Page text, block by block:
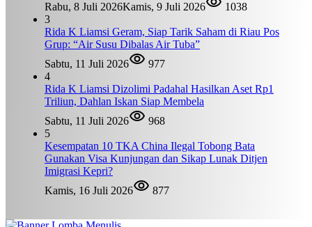
Rabu, 8 Juli 2026Kamis, 9 Juli 2026
1038
3
Rida K Liamsi Geram, Siap Tarik Saham di Riau Pos
Grup: “Air Susu Dibalas Air Tuba”
Sabtu, 11 Juli 2026
977
4
Rida K Liamsi Dizolimi Padahal Hasilkan Aset Rp1
Triliun, Dahlan Iskan Siap Membela
Sabtu, 11 Juli 2026
968
5
Kesempatan 10 TKA China Ilegal Tobong Bata
Gunakan Visa Kunjungan dan Sikap Lunak Ditjen
Imigrasi Kepri?
Kamis, 16 Juli 2026
877